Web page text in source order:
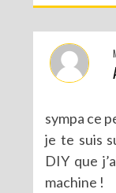
sympa ce
je te suis
DIY que
machine !